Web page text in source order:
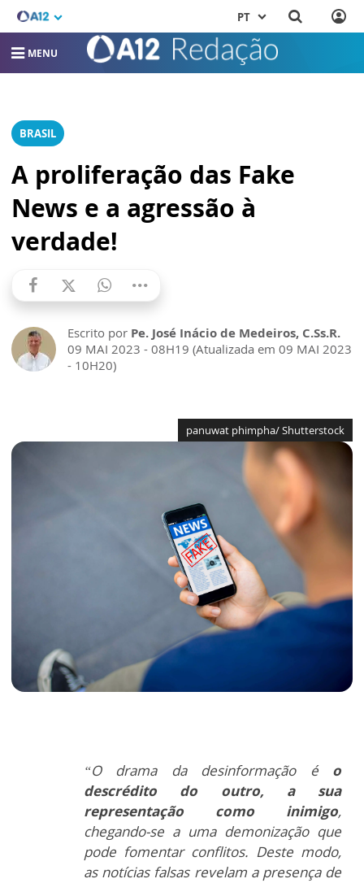
PT
MENU
BRASIL
A proliferação das Fake
News e a agressão à
verdade!
Escrito por Pe. José Inácio de Medeiros, C.Ss.R.
09 MAI 2023 - 08H19 (Atualizada em 09 MAI 2023
- 10H20)
panuwat phimpha/ Shutterstock
“O drama da desinformação é o
descrédito do outro, a sua
representação como inimigo,
chegando-se a uma demonização que
pode fomentar conflitos. Deste modo,
as notícias falsas revelam a presença de